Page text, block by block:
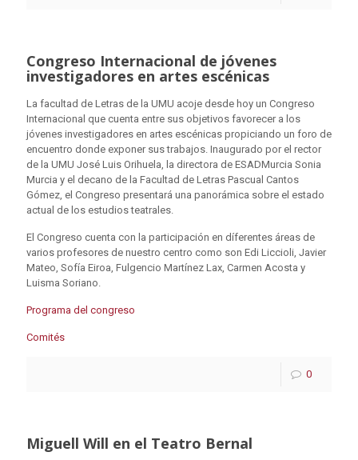
Congreso Internacional de jóvenes
investigadores en artes escénicas
La facultad de Letras de la UMU acoje desde hoy un Congreso
Internacional que cuenta entre sus objetivos favorecer a los
jóvenes investigadores en artes escénicas propiciando un foro de
encuentro donde exponer sus trabajos. Inaugurado por el rector
de la UMU José Luis Orihuela, la directora de ESADMurcia Sonia
Murcia y el decano de la Facultad de Letras Pascual Cantos
Gómez, el Congreso presentará una panorámica sobre el estado
actual de los estudios teatrales.
El Congreso cuenta con la participación en díferentes áreas de
varios profesores de nuestro centro como son Edi Liccioli, Javier
Mateo, Sofía Eiroa, Fulgencio Martínez Lax, Carmen Acosta y
Luisma Soriano.
Programa del congreso
Comités
0
Miguell Will en el Teatro Bernal